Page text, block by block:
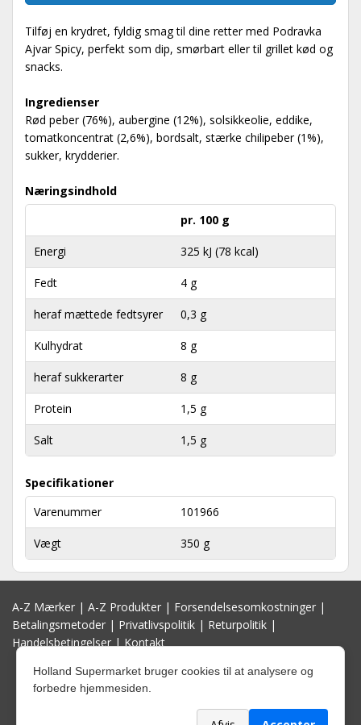
Tilføj en krydret, fyldig smag til dine retter med Podravka
Ajvar Spicy, perfekt som dip, smørbart eller til grillet kød og
snacks.
Ingredienser
Rød peber (76%), aubergine (12%), solsikkeolie, eddike,
tomatkoncentrat (2,6%), bordsalt, stærke chilipeber (1%),
sukker, krydderier.
Næringsindhold
pr. 100 g
Energi 325 kJ (78 kcal)
Fedt 4 g
heraf mættede fedtsyrer 0,3 g
Kulhydrat 8 g
heraf sukkerarter 8 g
Protein 1,5 g
Salt 1,5 g
Specifikationer
Varenummer
101966
Vægt 350 g
A-Z Mærker | A-Z Produkter | Forsendelsesomkostninger |
Betalingsmetoder | Privatlivspolitik | Returpolitik |
Handelsbetingelser|Kontakt
Holland Supermarket bruger cookies til at analysere og
forbedre hjemmesiden.